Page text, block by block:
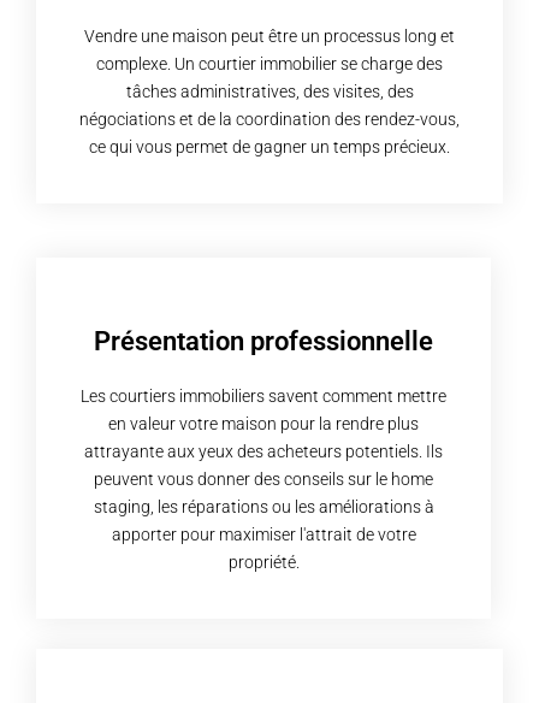
Vendre une maison peut être un processus long et
complexe. Un courtier immobilier se charge des
tâches administratives, des visites, des
négociations et de la coordination des rendez-vous,
ce qui vous permet de gagner un temps précieux.
Présentation professionnelle
Les courtiers immobiliers savent comment mettre
en valeur votre maison pour la rendre plus
attrayante aux yeux des acheteurs potentiels. Ils
peuvent vous donner des conseils sur le home
staging, les réparations ou les améliorations à
apporter pour maximiser l'attrait de votre
propriété.